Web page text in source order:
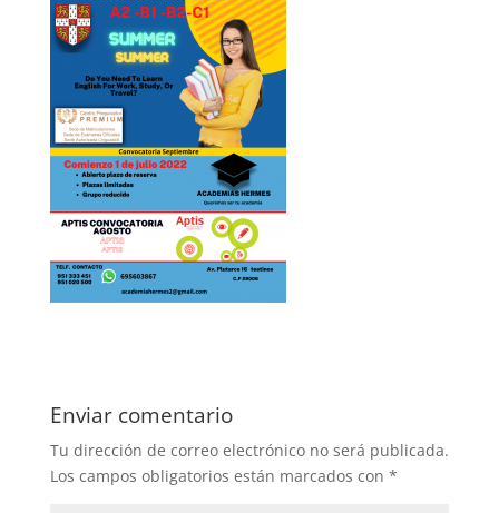
Enviar comentario
Tu dirección de correo electrónico no será publicada.
Los campos obligatorios están marcados con *